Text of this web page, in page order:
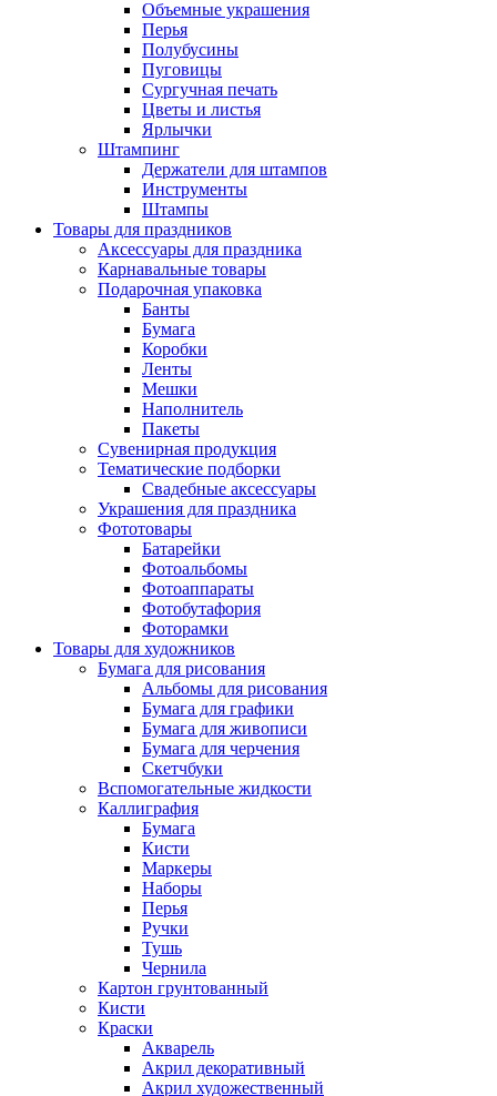
Объемные украшения
Перья
Полубусины
Пуговицы
Сургучная печать
Цветы и листья
Ярлычки
Штампинг
Держатели для штампов
Инструменты
Штампы
Товары для праздников
Аксессуары для праздника
Карнавальные товары
Подарочная упаковка
Банты
Бумага
Коробки
Ленты
Мешки
Наполнитель
Пакеты
Сувенирная продукция
Тематические подборки
Свадебные аксессуары
Украшения для праздника
Фототовары
Батарейки
Фотоальбомы
Фотоаппараты
Фотобутафория
Фоторамки
Товары для художников
Бумага для рисования
Альбомы для рисования
Бумага для графики
Бумага для живописи
Бумага для черчения
Скетчбуки
Вспомогательные жидкости
Каллиграфия
Бумага
Кисти
Маркеры
Наборы
Перья
Ручки
Тушь
Чернила
Картон грунтованный
Кисти
Краски
Акварель
Акрил декоративный
Акрил художественный